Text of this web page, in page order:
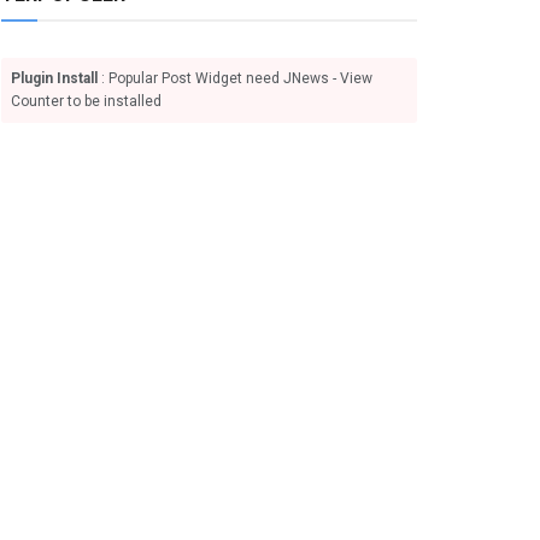
Plugin Install
: Popular Post Widget need JNews - View
Counter to be installed